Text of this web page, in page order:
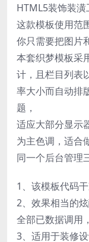
HTML5装饰装
这款模板使用范
你只需要把图片
本套织梦模板采
计，且栏目列表
率大小而自动排
题，
适应大部分显示
为主色调，适合
同一个后台管理
1、该模板代码干
2、效果相当的
全部已数据调用
3、适用于装修